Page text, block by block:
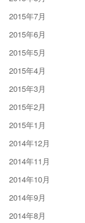
2015年7月
2015年6月
2015年5月
2015年4月
2015年3月
2015年2月
2015年1月
2014年12月
2014年11月
2014年10月
2014年9月
2014年8月